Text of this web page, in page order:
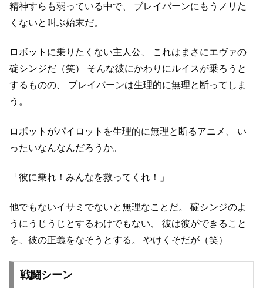
精神すらも弱っている中で、
ブレイバーンにもうノリた
くないと叫ぶ始末だ。
ロボットに乗りたくない主人公、
これはまさにエヴァの
碇シンジだ（笑）
そんな彼にかわりにルイスが乗ろうと
するものの、
ブレイバーンは生理的に無理と断ってしま
う。
ロボットがパイロットを生理的に無理と断るアニメ、
い
ったいなんなんだろうか。
「彼に乗れ！みんなを救ってくれ！」
他でもないイサミでないと無理なことだ。
碇シンジのよ
うにうじうじとするわけでもない、
彼は彼ができること
を、彼の正義をなそうとする。
やけくそだが（笑）
戦闘シーン